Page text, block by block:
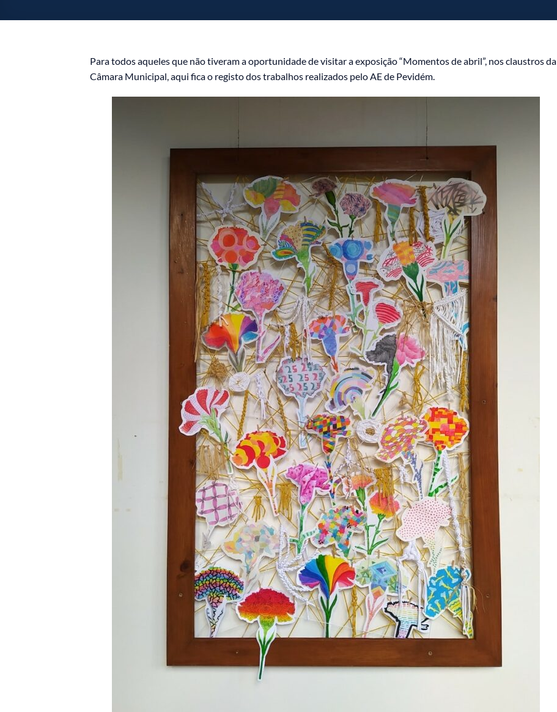
Para todos aqueles que não tiveram a oportunidade de visitar a exposição “Momentos de abril”, nos claustros da
Câmara Municipal, aqui fica o registo dos trabalhos realizados pelo AE de Pevidém.